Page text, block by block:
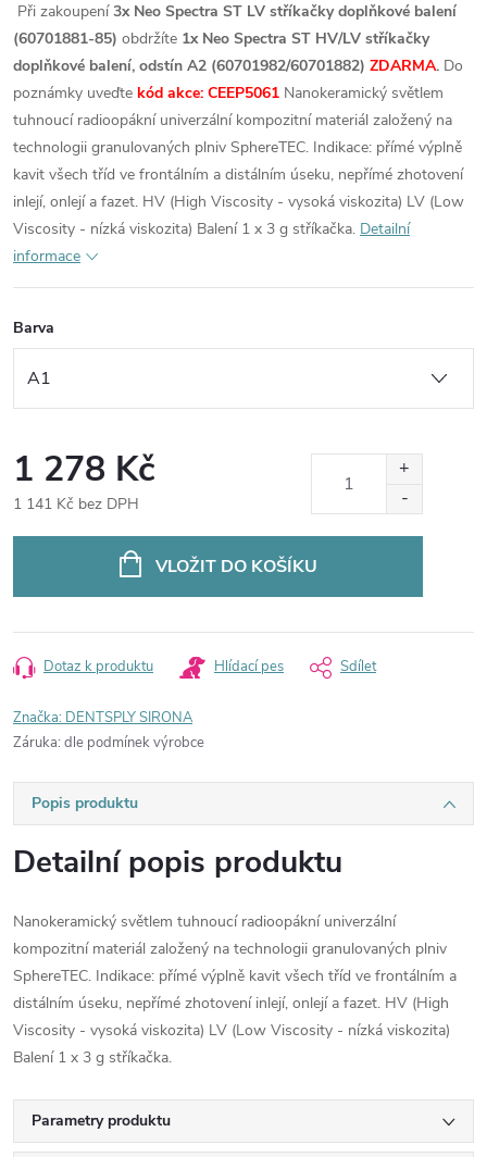
Při zakoupení3x Neo Spectra ST LV stříkačky doplňkové balení
(60701881-85) obdržíte 1x Neo Spectra ST HV/LV stříkačky
doplňkové balení, odstín A2 (60701982/60701882) ZDARMA. Do
poznámky uveďte kód akce: CEEP5061 Nanokeramický světlem
tuhnoucí radioopákní univerzální kompozitní materiál založený na
technologii granulovaných plniv SphereTEC. Indikace: přímé výplně
kavit všech tříd ve frontálním a distálním úseku, nepřímé zhotovení
inlejí, onlejí a fazet. HV (High Viscosity - vysoká viskozita) LV (Low
Viscosity - nízká viskozita) Balení 1 x 3 g stříkačka. Detailní
informace
Barva
1 278 Kč
1 141 Kč bez DPH
VLOŽIT DO KOŠÍKU
Dotaz k produktu Hlídací pes Sdílet
Značka: DENTSPLY SIRONA
Záruka: dle podmínek výrobce
Popis produktu
Detailní popis produktu
Nanokeramický světlem tuhnoucí radioopákní univerzální
kompozitní materiál založený na technologii granulovaných plniv
SphereTEC. Indikace: přímé výplně kavit všech tříd ve frontálním a
distálním úseku, nepřímé zhotovení inlejí, onlejí a fazet. HV (High
Viscosity - vysoká viskozita) LV (Low Viscosity - nízká viskozita)
Balení 1 x 3 g stříkačka.
Parametry produktu